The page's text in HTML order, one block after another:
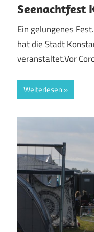
Seenachtfest
Ein gelungenes
hat die Stadt
veranstaltet.Vor
Weiterlesen